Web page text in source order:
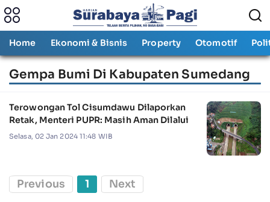
Home Ekonomi & Bisnis Property Otomotif
Gempa Bumi Di Kabupaten Sumedang
Terowongan Tol Cisumdawu Dilaporkan
Retak, Menteri PUPR: Masih Aman Dilalui
Selasa, 02 Jan 2024 11:48 WIB
Previous 1 Next